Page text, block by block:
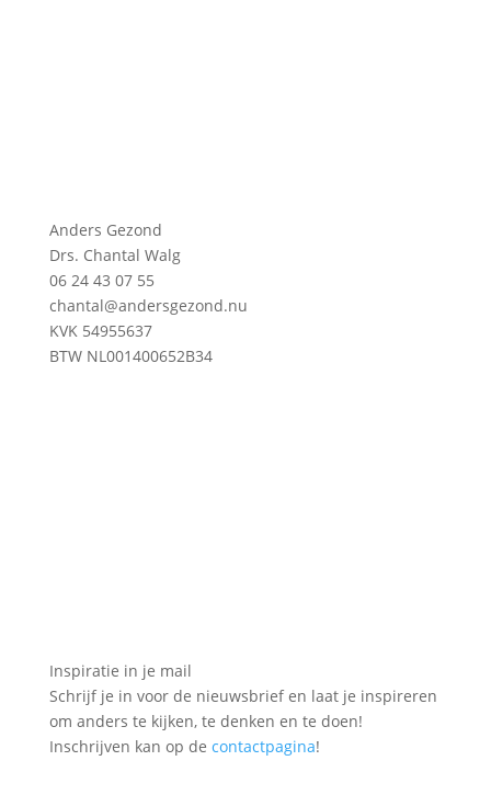
Anders Gezond
Drs. Chantal Walg
06 24 43 07 55
chantal@andersgezond.nu
KVK 54955637
BTW NL001400652B34
Inspiratie in je mail
Schrijf je in voor de nieuwsbrief en laat je inspireren
om anders te kijken, te denken en te doen!
Inschrijven kan op de contactpagina!